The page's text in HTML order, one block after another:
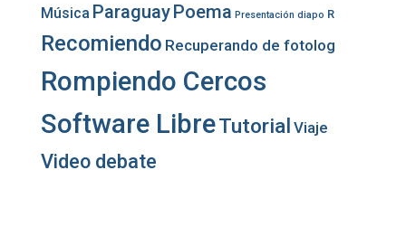
Música ParaguayPoema Presentación diapo R
Recomiendo Recuperando de fotolog
Rompiendo Cercos
Software LibreTutorial Viaje
Video debate